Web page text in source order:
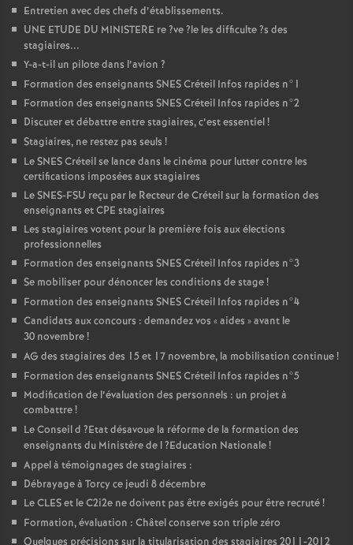
Entretien avec des chefs d’établissements.
UNE ETUDE DU MINISTERE re?ve?le les difficulte?s des
stagiaires...
Y-a-t-il un pilote dans l’avion ?
Formation des enseignants SNESCréteil Infos rapides n°1
Formation des enseignants SNESCréteil Infos rapides n°2
Discuter et débattre entre stagiaires, c’est essentiel!
Stagiaires, ne restez pas seuls !
LeSNESCréteil se lance dans le cinéma pour lutter contre les
certifications imposées aux stagiaires
LeSNES-FSU reçu par le Recteur de Créteil sur la formation des
enseignants etCPE stagiaires
Les stagiaires votent pour la première fois aux élections
professionnelles
Formation des enseignants SNESCréteil Infos rapides n°3
Se mobiliser pour dénoncer les conditions de stage!
Formation des enseignants SNESCréteil Infos rapides n°4
Candidats aux concours : demandez vos «aides » avant le
30 novembre!
AG des stagiaires des 15 et 17 novembre, la mobilisation continue!
Formation des enseignants SNESCréteil Infos rapides n°5
Modification de l’évaluation des personnels : un projet à
combattre!
Le Conseil d ?Etat désavoue la réforme de la formation des
enseignants du Ministère de l?Education Nationale!
Appel à témoignages de stagiaires :
Débrayage à Torcy ce jeudi 8 décembre
LeCLESet le C2i2e ne doivent pas être exigés pour être recruté!
Formation, évaluation : Châtel conserve son triple zéro